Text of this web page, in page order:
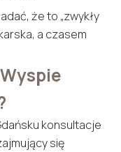
że to „zwykły
a czasem
konsultacje
się